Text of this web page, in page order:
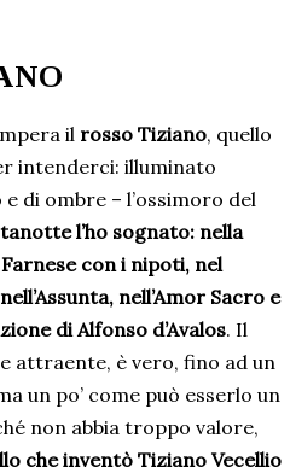
il rosso Tiziano, quello
intenderci: illuminato
di ombre – l’ossimoro del
l’ho sognato: nella
con i nipoti, nel
nell’Amor Sacro e
di Alfonso d’Avalos. Il
attraente, è vero, fino ad un
un po’ come può esserlo un
non abbia troppo valore,
che inventò Tiziano Vecellio